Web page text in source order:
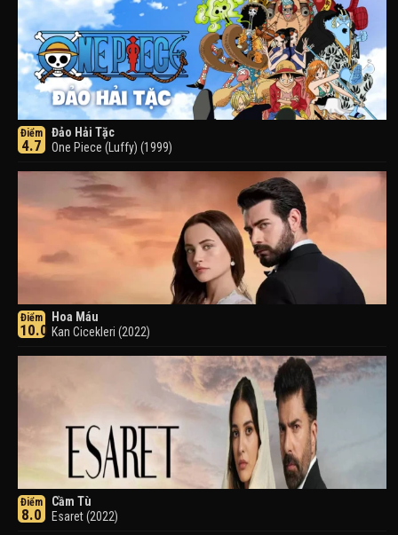
Điểm
4.7
Đảo Hải Tặc
One Piece (Luffy) (1999)
Điểm
10.0
Hoa Máu
Kan Cicekleri (2022)
Điểm
8.0
Cầm Tù
Esaret (2022)